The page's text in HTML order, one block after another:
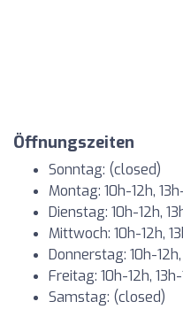
Öffnungszeiten
Sonntag: (closed)
Montag: 10h-12h,
Dienstag: 10h-12h,
Mittwoch: 10h-12h,
Donnerstag: 10h-
Freitag: 10h-12h,
Samstag: (closed)